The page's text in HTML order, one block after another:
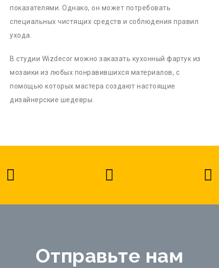
показателями. Однако, он может потребовать
специальных чистящих средств и соблюдения правил
ухода.
В студии Wizdecor можно заказать кухонный фартук из
мозаики из любых понравившихся материалов, с
помощью которых мастера создают настоящие
дизайнерские шедевры.
Отправьте нам